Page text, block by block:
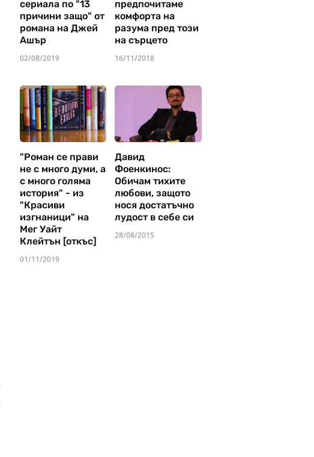
сериала по "13
причини защо" от
романа на Джей
Ашър
02/08/2019
предпочитаме
комфорта на
разума пред този
на сърцето
16/11/2018
"Роман се прави
не с много думи, а
с много голяма
история" - из
"Красиви
изгнаници" на
Мег Уайт
Клейтън [откъс]
01/11/2019
Давид
Фоенкинос:
Обичам тихите
любови, защото
нося достатъчно
лудост в себе си
28/08/2015